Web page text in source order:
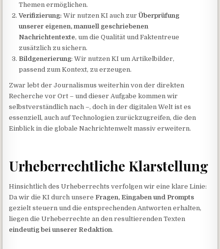
Themen ermöglichen.
Verifizierung: Wir nutzen KI auch zur Überprüfung
unserer eigenen, manuell geschriebenen
Nachrichtentexte, um die Qualität und Faktentreue
zusätzlich zu sichern.
Bildgenerierung: Wir nutzen KI um Artikelbilder,
passend zum Kontext, zu erzeugen.
Zwar lebt der Journalismus weiterhin von der direkten
Recherche vor Ort – und dieser Aufgabe kommen wir
selbstverständlich nach –, doch in der digitalen Welt ist es
essenziell, auch auf Technologien zurückzugreifen, die den
Einblick in die globale Nachrichtenwelt massiv erweitern.
Urheberrechtliche Klarstellung
Hinsichtlich des Urheberrechts verfolgen wir eine klare Linie:
Da wir die KI durch unsere Fragen, Eingaben und Prompts
gezielt steuern und die entsprechenden Antworten erhalten,
liegen die Urheberrechte an den resultierenden Texten
eindeutig bei unserer Redaktion.